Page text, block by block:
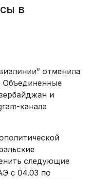
в
отменила
Объединенные
и
канале
следующие
с 04.03 по